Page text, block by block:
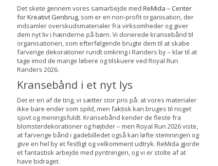
Det skete gennem vores samarbejde med ReMida – Center
for Kreativt Genbrug , som er en non-profit organisation, der
indsamler overskudsmaterialer fra virksomheder og giver
dem nyt liv i hænderne på børn. Vi donerede kransebånd til
organisationen, som efterfølgende brugte dem til at skabe
farverige dekorationer rundt omkring i Randers by – klar til at
tage imod de mange løbere og tilskuere ved Royal Run
Randers 2026.
Kransebånd i et nyt lys
Det er en af de ting, vi sætter stor pris på: at vores materialer
ikke bare ender som spild, men faktisk kan bruges til noget
sjovt og meningsfuldt. Kransebånd kender de fleste fra
blomsterdekorationer og højtider – men Royal Run 2026 viste,
at farverige bånd i gadebilledet også kan løfte stemningen og
give en hel by et festligt og velkomment udtryk. ReMida gjorde
et fantastisk arbejde med pyntningen, og vi er stolte af at
have bidraget.